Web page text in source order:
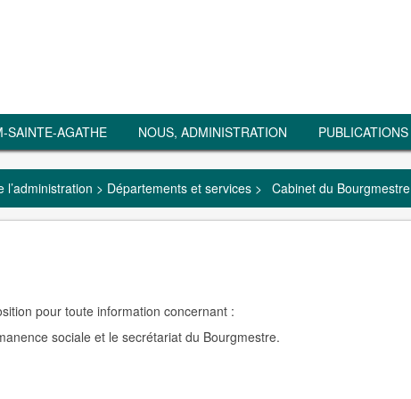
SAINTE-AGATHE NOUS, ADMINISTRATION PUBLICATIONS
l’administration > Départements et services > Cabinet du Bourgmestre
pour toute information concernant :
sociale et le secrétariat du Bourgmestre.